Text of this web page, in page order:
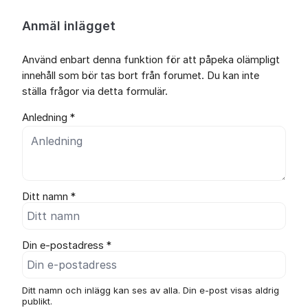
Anmäl inlägget
Använd enbart denna funktion för att påpeka olämpligt
innehåll som bör tas bort från forumet. Du kan inte
ställa frågor via detta formulär.
Anledning *
Ditt namn *
Din e-postadress *
Ditt namn och inlägg kan ses av alla. Din e-post visas aldrig
publikt.